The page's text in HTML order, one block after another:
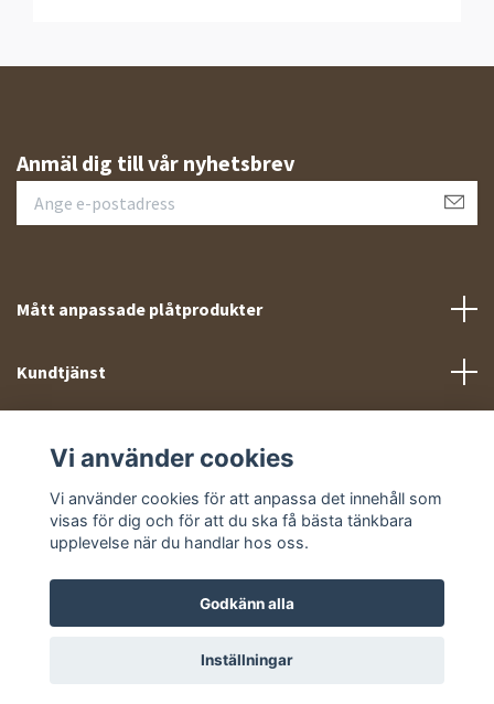
Anmäl dig till vår nyhetsbrev
Mått anpassade plåtprodukter
Kundtjänst
Sociala medier
© 2026 Takprofiler.se
Vi använder cookies
Vi använder cookies för att anpassa det innehåll som
visas för dig och för att du ska få bästa tänkbara
upplevelse när du handlar hos oss.
Godkänn alla
Inställningar